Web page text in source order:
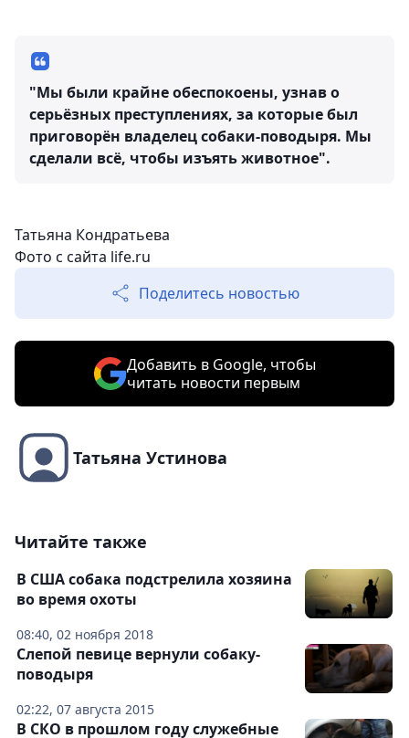
"Мы были крайне обеспокоены, узнав о
серьёзных преступлениях, за которые был
приговорён владелец собаки-поводыря. Мы
сделали всё, чтобы изъять животное".
Татьяна Кондратьева
Фото с сайта life.ru
Поделитесь новостью
Добавить в Google, чтобы
читать новости первым
Татьяна Устинова
Читайте также
08:40, 02 ноября 2018
В США собака подстрелила хозяина
во время охоты
02:22, 07 августа 2015
Слепой певице вернули собаку-
поводыря
В СКО в прошлом году служебные